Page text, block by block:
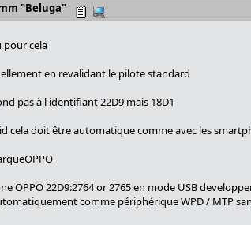
"Beluga"
pour cela
en revalidant le pilote standard
pas à l identifiant 22D9 mais 18D1
cela doit être automatique comme avec les
OPPO 22D9:2764 or 2765 en mode USB
comme périphérique WPD / MTP